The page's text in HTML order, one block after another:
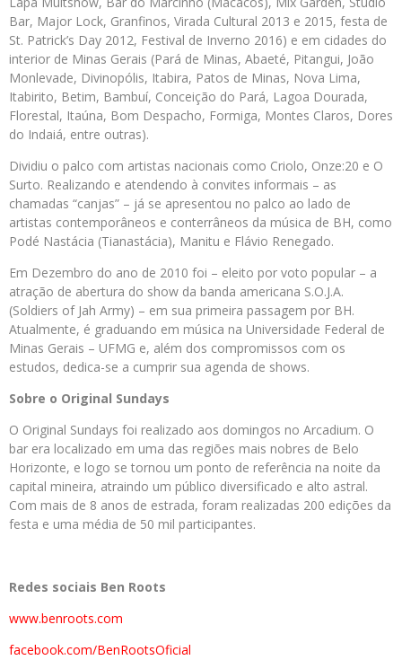
Bar, Major Lock, Granfinos, Virada Cultural 2013 e 2015, festa de
St. Patrick’s Day 2012, Festival de Inverno 2016) e em cidades do
interior de Minas Gerais (Pará de Minas, Abaeté, Pitangui, João
Monlevade, Divinopólis, Itabira, Patos de Minas, Nova Lima,
Itabirito, Betim, Bambuí, Conceição do Pará, Lagoa Dourada,
Florestal, Itaúna, Bom Despacho, Formiga, Montes Claros, Dores
do Indaiá, entre outras).
Dividiu o palco com artistas nacionais como Criolo, Onze:20 e O
Surto. Realizando e atendendo à convites informais – as
chamadas “canjas” – já se apresentou no palco ao lado de
artistas contemporâneos e conterrâneos da música de BH, como
Podé Nastácia (Tianastácia), Manitu e Flávio Renegado.
Em Dezembro do ano de 2010 foi – eleito por voto popular – a
atração de abertura do show da banda americana S.O.J.A.
(Soldiers of Jah Army) – em sua primeira passagem por BH.
Atualmente, é graduando em música na Universidade Federal de
Minas Gerais – UFMG e, além dos compromissos com os
estudos, dedica-se a cumprir sua agenda de shows.
Sobre o Original Sundays
O Original Sundays foi realizado aos domingos no Arcadium. O
bar era localizado em uma das regiões mais nobres de Belo
Horizonte, e logo se tornou um ponto de referência na noite da
capital mineira, atraindo um público diversificado e alto astral.
Com mais de 8 anos de estrada, foram realizadas 200 edições da
festa e uma média de 50 mil participantes.
Redes sociais Ben Roots
www.benroots.com
facebook.com/BenRootsOficial